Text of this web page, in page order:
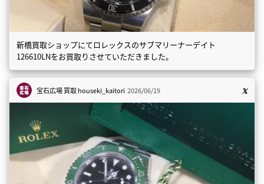
新橋買取ショップにてロレックスのサブマリーナーデイト
126610LNをお買取りさせていただきました。
宝石広場 買取houseki_kaitori 2026/06/19